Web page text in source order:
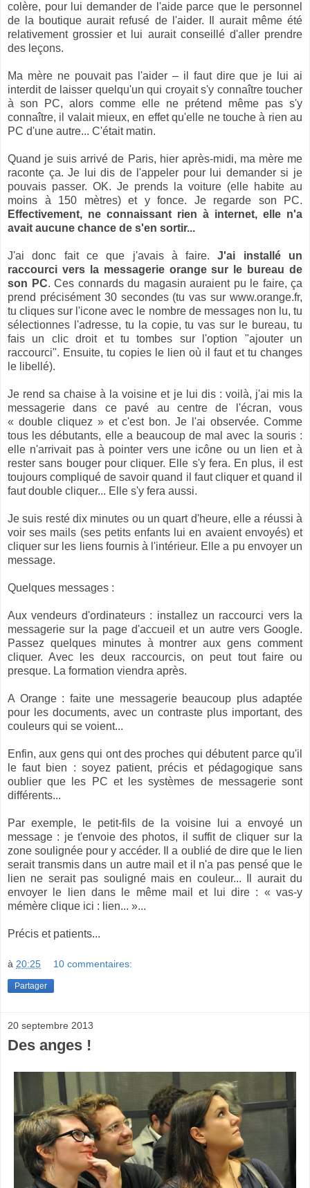
colère, pour lui demander de l'aide parce que le personnel
de la boutique aurait refusé de l'aider. Il aurait même été
relativement grossier et lui aurait conseillé d'aller prendre
des leçons.
Ma mère ne pouvait pas l'aider – il faut dire que je lui ai
interdit de laisser quelqu'un qui croyait s'y connaître toucher
à son PC, alors comme elle ne prétend même pas s'y
connaître, il valait mieux, en effet qu'elle ne touche à rien au
PC d'une autre... C'était matin.
Quand je suis arrivé de Paris, hier après-midi, ma mère me
raconte ça. Je lui dis de l'appeler pour lui demander si je
pouvais passer. OK. Je prends la voiture (elle habite au
moins à 150 mètres) et y fonce. Je regarde son PC.
Effectivement, ne connaissant rien à internet, elle n'a
avait aucune chance de s'en sortir...
J'ai donc fait ce que j'avais à faire.J'ai installé un
raccourci vers la messagerie orange sur le bureau de
son PC. Ces connards du magasin auraient pu le faire, ça
prend précisément 30 secondes (tu vas sur www.orange.fr,
tu cliques sur l'icone avec le nombre de messages non lu, tu
sélectionnes l'adresse, tu la copie, tu vas sur le bureau, tu
fais un clic droit et tu tombes sur l'option "ajouter un
raccourci". Ensuite, tu copies le lien où il faut et tu changes
le libellé).
Je rend sa chaise à la voisine et je lui dis : voilà, j'ai mis la
messagerie dans ce pavé au centre de l'écran, vous
« double cliquez » et c'est bon. Je l'ai observée. Comme
tous les débutants, elle a beaucoup de mal avec la souris :
elle n'arrivait pas à pointer vers une icône ou un lien et à
rester sans bouger pour cliquer. Elle s'y fera. En plus, il est
toujours compliqué de savoir quand il faut cliquer et quand il
faut double cliquer... Elle s'y fera aussi.
Je suis resté dix minutes ou un quart d'heure, elle a réussi à
voir ses mails (ses petits enfants lui en avaient envoyés) et
cliquer sur les liens fournis à l'intérieur. Elle a pu envoyer un
message.
Quelques messages :
Aux vendeurs d'ordinateurs : installez un raccourci vers la
messagerie sur la page d'accueil et un autre vers Google.
Passez quelques minutes à montrer aux gens comment
cliquer. Avec les deux raccourcis, on peut tout faire ou
presque. La formation viendra après.
A Orange : faite une messagerie beaucoup plus adaptée
pour les documents, avec un contraste plus important, des
couleurs qui se voient...
Enfin, aux gens qui ont des proches qui débutent parce qu'il
le faut bien : soyez patient, précis et pédagogique sans
oublier que les PC et les systèmes de messagerie sont
différents...
Par exemple, le petit-fils de la voisine lui a envoyé un
message : je t'envoie des photos, il suffit de cliquer sur la
zone soulignée pour y accéder. Il a oublié de dire que le lien
serait transmis dans un autre mail et il n'a pas pensé que le
lien ne serait pas souligné mais en couleur... Il aurait du
envoyer le lien dans le même mail et lui dire : « vas-y
mémère clique ici : lien... »...
Précis et patients...
à 20:25 10 commentaires:
Partager
20 septembre 2013
Des anges !